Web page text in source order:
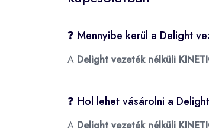
❓ Mennyibe kerül a Delight
A Delight vezeték nélküli
❓ Hol lehet vásárolni a
A Delight vezeték nélküli